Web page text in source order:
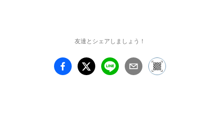
友達とシェアしましょう！